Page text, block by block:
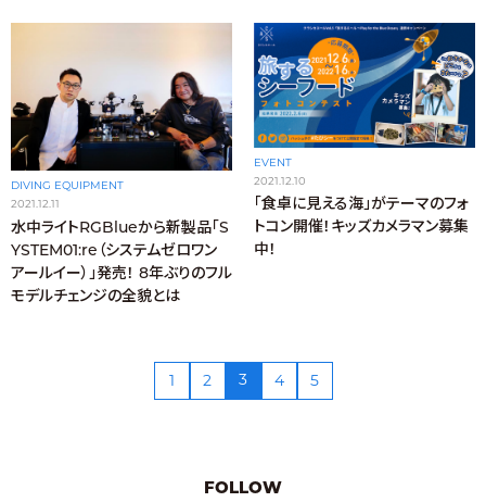
DIVING EQUIPMENT
2021.12.11
水中ライトRGBlueから新製品「S
YSTEM01:re（システムゼロワン
アールイー）」発売！ 8年ぶりのフル
モデルチェンジの全貌とは
EVENT
2021.12.10
「食卓に見える海」がテーマのフォ
トコン開催！キッズカメラマン募集
中！
1 2 3 4 5
FOLLOW